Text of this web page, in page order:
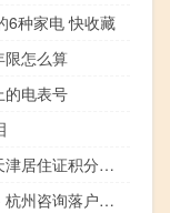
6种家电 快收藏
限怎么算
的电表号
天津居住证积分落户 - 天津居住证积分落户全攻略
杭州户籍中心咨询电话 - 杭州咨询落户打那个电话咨询